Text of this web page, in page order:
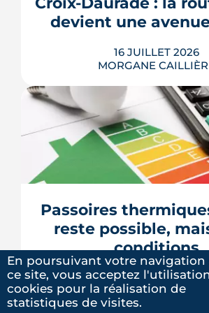
Ma recherche
au Sénat pourrait assouplir
Calendrier, sanctions, obliga...
devient une
16 JUILLET 2026
MORGANE
Une cinquantaine d'arbres,
d'espaces végétalisés et
Réseau express vélo : la
doit devenir une avenue-
phase d'aménagement a
chantier court jusqu'en juin
LIRE L'ARTICLE
Passoires
reste possible,
conditions
13 JUILLET 2026
MORGANE CAILLIÈRE
En poursuivant votre navigation
ce site, vous acceptez
cookies pour la réalisation de
statistiques de visites.